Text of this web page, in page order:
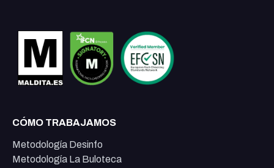
CÓMO TRABAJAMOS
Metodología Desinfo
Metodología La Buloteca